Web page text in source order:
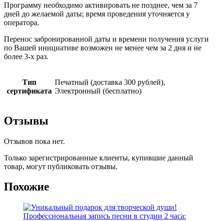
Программу необходимо активировать не позднее, чем за 7
дней до желаемой даты; время проведения уточняется у
оператора.
Перенос забронированной даты и времени получения услуги
по Вашей инициативе возможен не менее чем за 2 дня и не
более 3-х раз.
Тип
сертификата
Печатный (доставка 300 рублей),
Электронный (бесплатно)
Отзывы
Отзывов пока нет.
Только зарегистрированные клиенты, купившие данный
товар, могут публиковать отзывы.
Похожие